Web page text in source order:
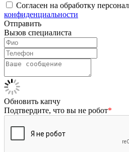
Согласен на обработку
конфиденциальности
Отправить
Вызов специалиста
Обновить капчу
Подтвердите, что вы не робот*